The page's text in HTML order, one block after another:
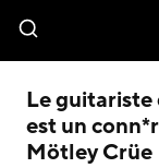
Le guitariste
est un
Mötley Crüe